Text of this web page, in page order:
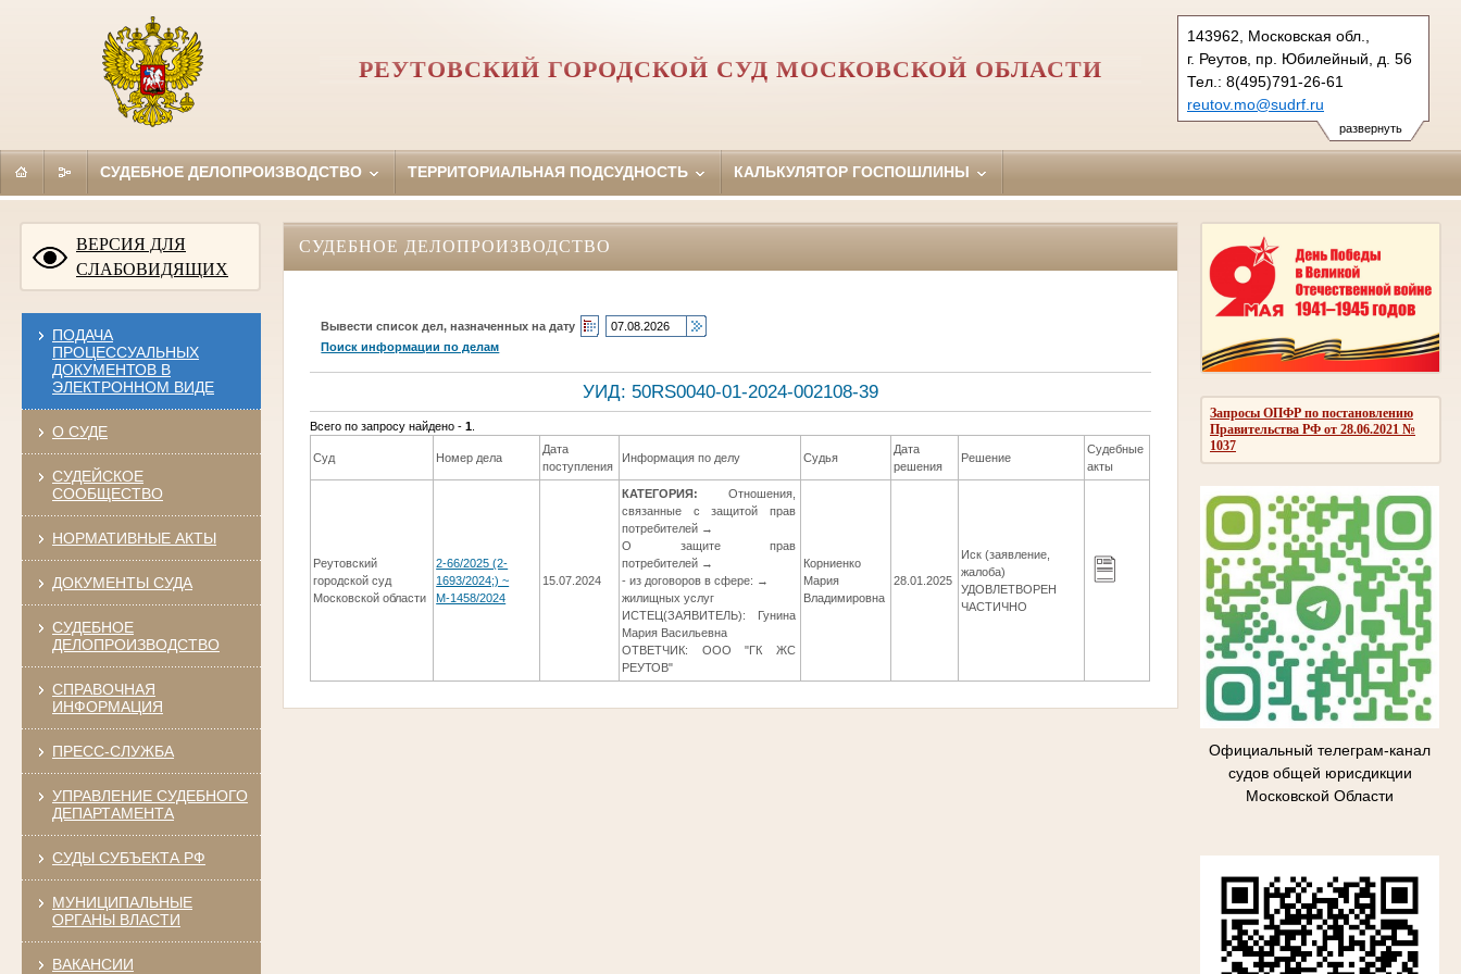
развернуть
143962, Московская обл.,
г. Реутов, пр. Юбилейный, д. 56
Тел.: 8(495)791-26-61
reutov.mo@sudrf.ru
РЕУТОВСКИЙ ГОРОДСКОЙ СУД МОСКОВСКОЙ ОБЛАСТИ
СУДЕБНОЕ ДЕЛОПРОИЗВОДСТВО ТЕРРИТОРИАЛЬНАЯ ПОДСУДНОСТЬ КАЛЬКУЛЯТОР ГОСПОШЛИНЫ
ВЕРСИЯ ДЛЯ
СЛАБОВИДЯЩИХ
ПОДАЧА
ПРОЦЕССУАЛЬНЫХ
ДОКУМЕНТОВ В
ЭЛЕКТРОННОМ ВИДЕ
О СУДЕ
СУДЕЙСКОЕ
СООБЩЕСТВО
НОРМАТИВНЫЕ АКТЫ
ДОКУМЕНТЫ СУДА
СУДЕБНОЕ
ДЕЛОПРОИЗВОДСТВО
СПРАВОЧНАЯ
ИНФОРМАЦИЯ
ПРЕСС-СЛУЖБА
УПРАВЛЕНИЕ СУДЕБНОГО
ДЕПАРТАМЕНТА
СУДЫ СУБЪЕКТА РФ
МУНИЦИПАЛЬНЫЕ
ОРГАНЫ ВЛАСТИ
ВАКАНСИИ
Запросы ОПФР по постановлению
Правительства РФ от 28.06.2021 №
1037
Официальный телеграм-канал
судов общей юрисдикции
Московской Области
СУДЕБНОЕ ДЕЛОПРОИЗВОДСТВО
Вывести список дел, назначенных на дату
Поиск информации по делам
УИД: 50RS0040-01-2024-002108-39
Всего по запросу найдено -1
Суд Номер дела
Дата
поступления
Информация по делу Судья
Дата
решения
Решение
Судебные
акты
Реутовский
городской суд
Московской области
2-66/2025 (2-
1693/2024;) ~
М-1458/2024
15.07.2024
КАТЕГОРИЯ: Отношения,
связанные с защитой прав
потребителей →
О защите прав
потребителей →
- из договоров в сфере: →
жилищных услуг
ИСТЕЦ(ЗАЯВИТЕЛЬ): Гунина
Мария Васильевна
ОТВЕТЧИК: ООО "ГК ЖС
РЕУТОВ"
Корниенко
Мария
Владимировна
28.01.2025
Иск (заявление,
жалоба)
УДОВЛЕТВОРЕН
ЧАСТИЧНО